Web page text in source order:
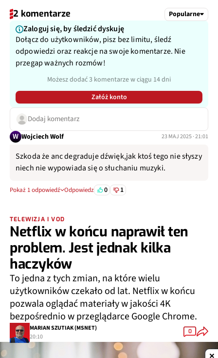
2 komentarze Popularne
Zaloguj się, by śledzić dyskuję
Dołącz do użytkowników, pisz bez limitu, śledź
odpowiedzi oraz reakcje na swoje komentarze. Nie
przegap ważnych rozmów!
Możesz dodać 3 komentarze w ciągu 14 dni
Załóż konto
Dodaj komentarz
W Wojciech Wolf 23 MAJ 2025 · 21:01
Szkoda że anc degraduje dźwięk,jak ktoś tego nie słyszy
niech nie wypowiada się o słuchaniu muzyki.
Pokaż 1 odpowiedź Odpowiedz 0 1
TELEWIZJA I VOD
Netflix w końcu naprawił ten
problem. Jest jednak kilka
haczyków
To jedna z tych zmian, na które wielu
użytkowników czekało od lat. Netflix w końcu
pozwala oglądać materiały w jakości 4K
bezpośrednio w przeglądarce Google Chrome.
MARIAN SZUTIAK (MSNET)
20:10
0